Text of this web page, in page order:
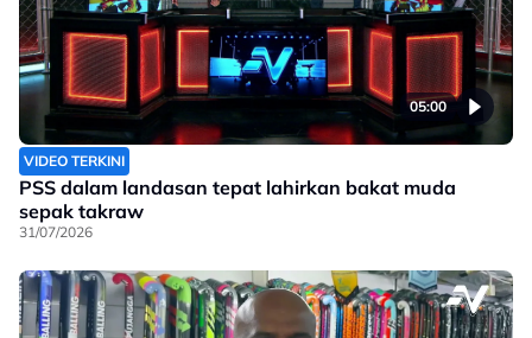
05:00
VIDEO TERKINI
PSS dalam landasan tepat lahirkan bakat muda
sepak takraw
31/07/2026